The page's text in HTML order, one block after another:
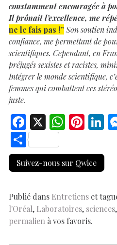
constamment encouragée à
Il prônait l’excellence, me
ne le fais pas !” Son soutien
confiance, me permettant de
scientifiques. Cependant, en
préjugés sexistes et racistes,
Intégrer le monde scientifique,
femmes qui combattent ces
juste.
F
ac
e
b
o
k
X W
at
s
p
p
Pi
er
es
k
e
n
S
h
ar
Suivez-nous sur Qwice
Publié dans Entretiens et
l'Oréal, Laboratoires, sciences,
permalien à vos favoris.